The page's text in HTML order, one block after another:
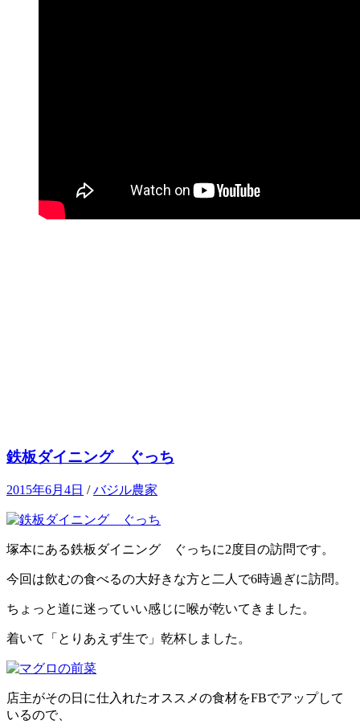
鉄板ダイニング ぐっち
2015年6月4日 /バジル農家
塚本にある鉄板ダイニング ぐっちに2度目の訪問です。
今回は飲むの食べるの大好きな方と二人で6時過ぎに訪問。
ちょっと道に迷っていい感じに喉が乾いてきました。
着いて「とりあえず生で」乾杯しました。
店主がその日に仕入れたオススメの食材をFBでアップして
いるので、